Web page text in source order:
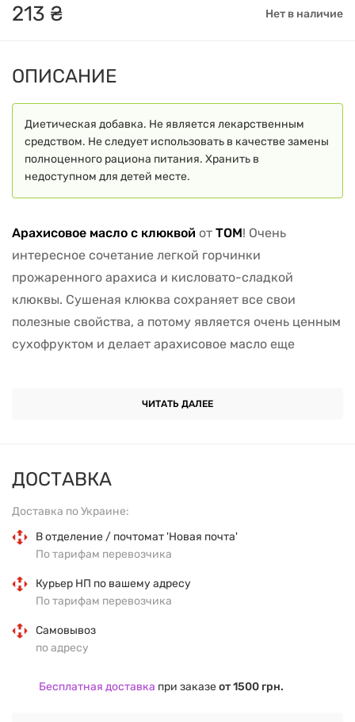
213 ₴ Нет в наличие
ДОСТАВКА
Доставка по Украине:
В отделение / почтомат 'Новая почта'
По тарифам перевозчика
Курьер НП по вашему адресу
По тарифам перевозчика
Самовывоз
по адресу
Бесплатная доставка при заказеот 1500 грн.
ОПИСАНИЕ
Диетическая добавка. Не является лекарственным
средством. Не следует использовать в качестве замены
полноценного рациона питания. Хранить в
недоступном для детей месте.
Арахисовое масло с клюквой от ТОМ! Очень
интересное сочетание легкой горчинки
прожаренного арахиса и кисловато-сладкой
клюквы. Сушеная клюква сохраняет все свои
полезные свойства, а потому является очень ценным
сухофруктом и делает арахисовое масло еще
Питательная ценность на 100 г продукта:
Белки – 23 г
Жиры – 44 г
Углеводы – 26 г
Состав:жареный арахис и клюква.
ЧИТАТЬ ДАЛЕЕ